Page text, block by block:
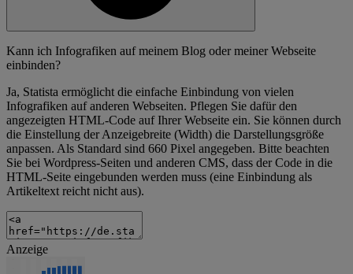
Kann ich Infografiken auf meinem Blog oder meiner Webseite
einbinden?
Ja, Statista ermöglicht die einfache Einbindung von vielen
Infografiken auf anderen Webseiten. Pflegen Sie dafür den
angezeigten HTML-Code auf Ihrer Webseite ein. Sie können durch
die Einstellung der Anzeigebreite (Width) die Darstellungsgröße
anpassen. Als Standard sind 660 Pixel angegeben. Bitte beachten
Sie bei Wordpress-Seiten und anderen CMS, dass der Code in die
HTML-Seite eingebunden werden muss (eine Einbindung als
Artikeltext reicht nicht aus).
Anzeige